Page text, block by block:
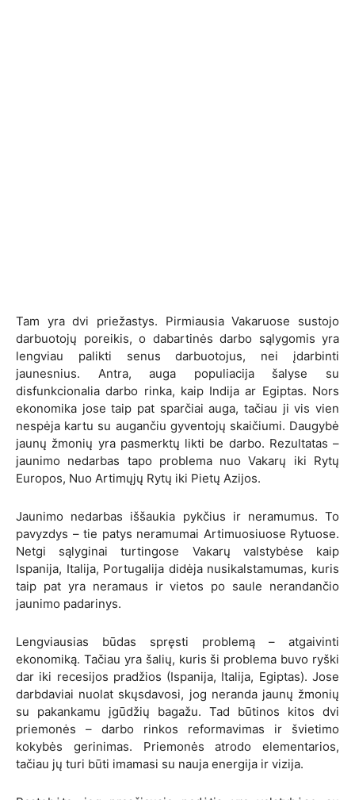
Tam yra dvi priežastys. Pirmiausia Vakaruose sustojo
darbuotojų poreikis, o dabartinės darbo sąlygomis yra
lengviau palikti senus darbuotojus, nei įdarbinti
jaunesnius. Antra, auga populiacija šalyse su
disfunkcionalia darbo rinka, kaip Indija ar Egiptas. Nors
ekonomika jose taip pat sparčiai auga, tačiau ji vis vien
nespėja kartu su augančiu gyventojų skaičiumi. Daugybė
jaunų žmonių yra pasmerktų likti be darbo. Rezultatas –
jaunimo nedarbas tapo problema nuo Vakarų iki Rytų
Europos, Nuo Artimųjų Rytų iki Pietų Azijos.
Jaunimo nedarbas iššaukia pykčius ir neramumus. To
pavyzdys – tie patys neramumai Artimuosiuose Rytuose.
Netgi sąlyginai turtingose Vakarų valstybėse kaip
Ispanija, Italija, Portugalija didėja nusikalstamumas, kuris
taip pat yra neramaus ir vietos po saule nerandančio
jaunimo padarinys.
Lengviausias būdas spręsti problemą – atgaivinti
ekonomiką. Tačiau yra šalių, kuris ši problema buvo ryški
dar iki recesijos pradžios (Ispanija, Italija, Egiptas). Jose
darbdaviai nuolat skųsdavosi, jog neranda jaunų žmonių
su pakankamu įgūdžių bagažu. Tad būtinos kitos dvi
priemonės – darbo rinkos reformavimas ir švietimo
kokybės gerinimas. Priemonės atrodo elementarios,
tačiau jų turi būti imamasi su nauja energija ir vizija.